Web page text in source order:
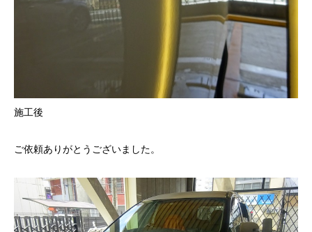
施工後
ご依頼ありがとうございました。